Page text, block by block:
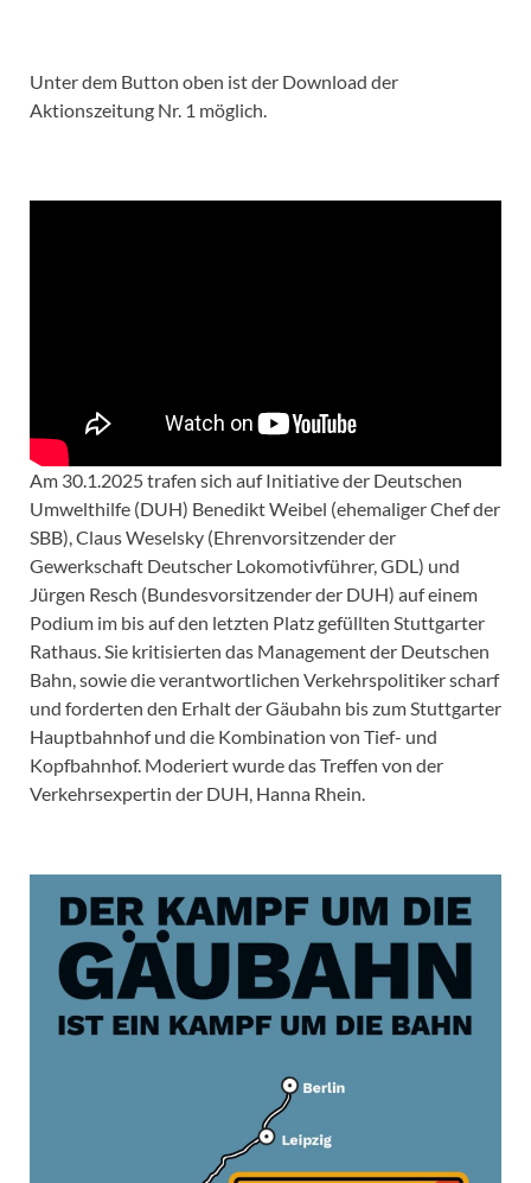
Unter dem Button oben ist der Download der
Aktionszeitung Nr. 1 möglich.
Am 30.1.2025 trafen sich auf Initiative der Deutschen
Umwelthilfe (DUH) Benedikt Weibel (ehemaliger Chef der
SBB), Claus Weselsky (Ehrenvorsitzender der
Gewerkschaft Deutscher Lokomotivführer, GDL) und
Jürgen Resch (Bundesvorsitzender der DUH) auf einem
Podium im bis auf den letzten Platz gefüllten Stuttgarter
Rathaus. Sie kritisierten das Management der Deutschen
Bahn, sowie die verantwortlichen Verkehrspolitiker scharf
und forderten den Erhalt der Gäubahn bis zum Stuttgarter
Hauptbahnhof und die Kombination von Tief- und
Kopfbahnhof. Moderiert wurde das Treffen von der
Verkehrsexpertin der DUH, Hanna Rhein.